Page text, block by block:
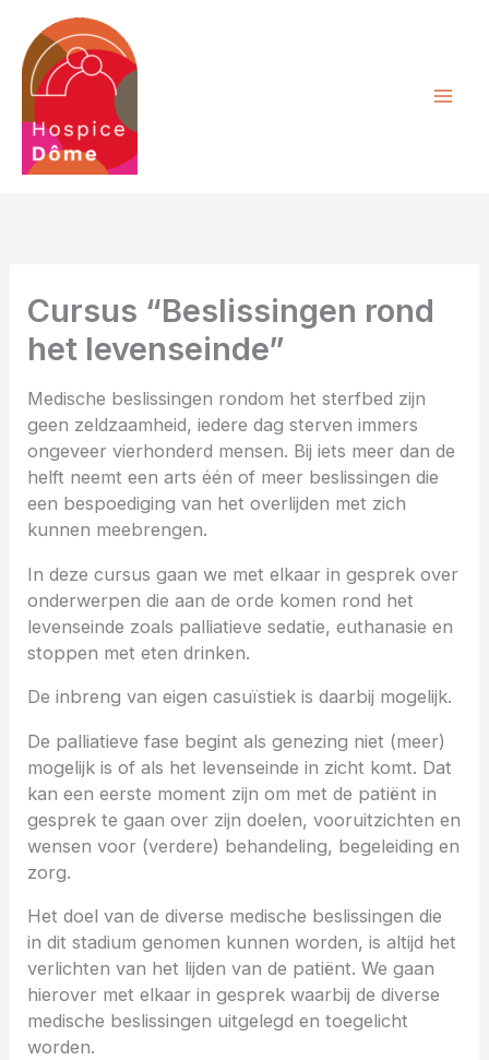
naar
inhoud
Cursus “Beslissingen rond
het levenseinde”
Medische beslissingen rondom het sterfbed zijn
geen zeldzaamheid, iedere dag sterven immers
ongeveer vierhonderd mensen. Bij iets meer dan de
helft neemt een arts één of meer beslissingen die
een bespoediging van het overlijden met zich
kunnen meebrengen.
In deze cursus gaan we met elkaar in gesprek over
onderwerpen die aan de orde komen rond het
levenseinde zoals palliatieve sedatie, euthanasie en
stoppen met eten drinken.
De inbreng van eigen casuïstiek is daarbij mogelijk.
De palliatieve fase begint als genezing niet (meer)
mogelijk is of als het levenseinde in zicht komt. Dat
kan een eerste moment zijn om met de patiënt in
gesprek te gaan over zijn doelen, vooruitzichten en
wensen voor (verdere) behandeling, begeleiding en
zorg.
Het doel van de diverse medische beslissingen die
in dit stadium genomen kunnen worden, is altijd het
verlichten van het lijden van de patiënt. We gaan
hierover met elkaar in gesprek waarbij de diverse
medische beslissingen uitgelegd en toegelicht
worden.